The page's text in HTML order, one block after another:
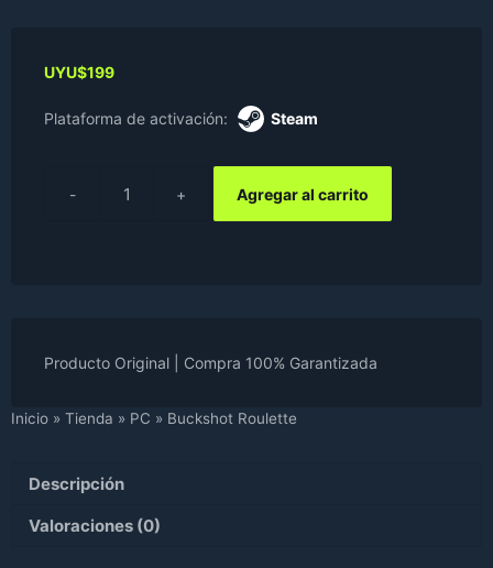
Inicio » Tienda » PC » Buckshot Roulette
Descripción
Valoraciones (0)
UYU$199
Plataforma de activación: Steam
Buckshot
Roulette
Agregar al carrito
Producto Original | Compra 100% Garantizada